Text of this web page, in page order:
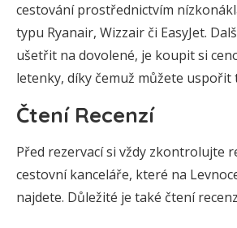
cestování prostřednictvím
typu Ryanair, Wizzair či EasyJet.
ušetřit na dovolené, je koupit si
letenky, díky čemuž můžete uspořit
Čtení Recenzí
Před rezervací si vždy zkontrolujte
cestovní kanceláře, které na
najdete. Důležité je také čtení